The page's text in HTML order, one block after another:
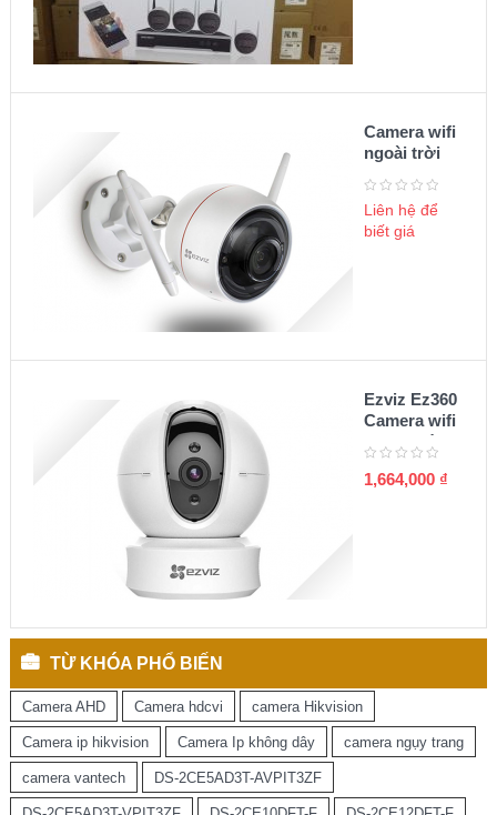
Camera wifi
ngoài trời
C3W
Liên hệ để
biết giá
Ezviz Ez360
Camera wifi
quay quét
360 1080P
1,664,000 ₫
TỪ KHÓA PHỔ BIẾN
Camera AHD Camera hdcvi camera Hikvision
Camera ip hikvision Camera Ip không dây camera ngụy trang
camera vantech DS-2CE5AD3T-AVPIT3ZF